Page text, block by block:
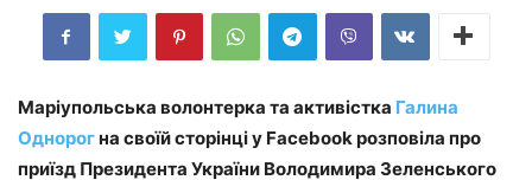
Маріупольська волонтерка та активістка Галина
Однорогна своїй сторінці у Facebook розповіла про
приїзд Президента України Володимира Зеленського